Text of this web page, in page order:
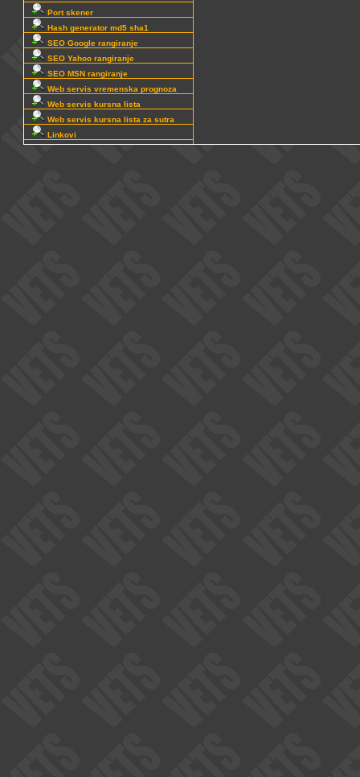
Port skener
Hash generator md5 sha1
SEO Google rangiranje
SEO Yahoo rangiranje
SEO MSN rangiranje
Web servis vremenska prognoza
Web servis kursna lista
Web servis kursna lista za sutra
Linkovi